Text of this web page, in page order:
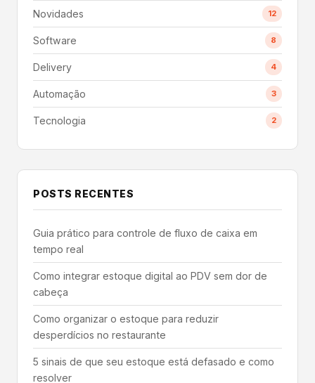
Novidades 12
Software 8
Delivery 4
Automação 3
Tecnologia 2
POSTS RECENTES
Guia prático para controle de fluxo de caixa em
tempo real
Como integrar estoque digital ao PDV sem dor de
cabeça
Como organizar o estoque para reduzir
desperdícios no restaurante
5 sinais de que seu estoque está defasado e como
resolver